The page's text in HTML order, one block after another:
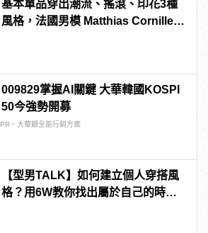
基本單品穿出潮流、搖滾、印花3種
風格，法國男模 Matthias Cornilleau
009829掌握AI關鍵 大華韓國KOSPI
50今強勢開募
PR・大華銀全能行銷方案
【型男TALK】如何建立個人穿搭風
格？用6W教你找出屬於自己的時尚